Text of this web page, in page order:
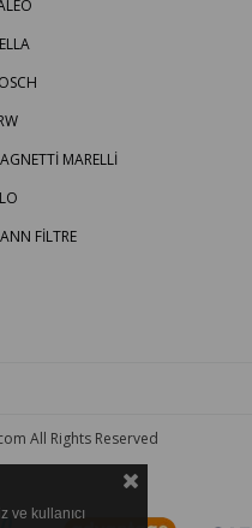
MARELLİ
FİLTRE
All Rights Reserved
ve kullanıcı